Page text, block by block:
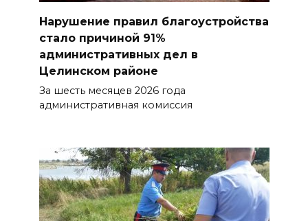
Нарушение правил благоустройства
стало причиной 91%
административных дел в
Целинском районе
За шесть месяцев 2026 года
административная комиссия